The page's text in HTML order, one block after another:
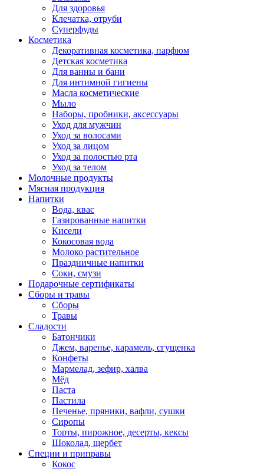
Для здоровья
Клечатка, отруби
Суперфуды
Косметика
Декоративная косметика, парфюм
Детская косметика
Для ванны и бани
Для интимной гигиены
Масла косметические
Мыло
Наборы, пробники, аксессуары
Уход для мужчин
Уход за волосами
Уход за лицом
Уход за полостью рта
Уход за телом
Молочные продукты
Мясная продукция
Напитки
Вода, квас
Газированные напитки
Кисели
Кокосовая вода
Молоко растительное
Праздничные напитки
Соки, смузи
Подарочные сертификаты
Сборы и травы
Сборы
Травы
Сладости
Батончики
Джем, варенье, карамель, сгущенка
Конфеты
Мармелад, зефир, халва
Мёд
Паста
Пастила
Печенье, пряники, вафли, сушки
Сиропы
Торты, пирожное, десерты, кексы
Шоколад, щербет
Специи и приправы
Кокос